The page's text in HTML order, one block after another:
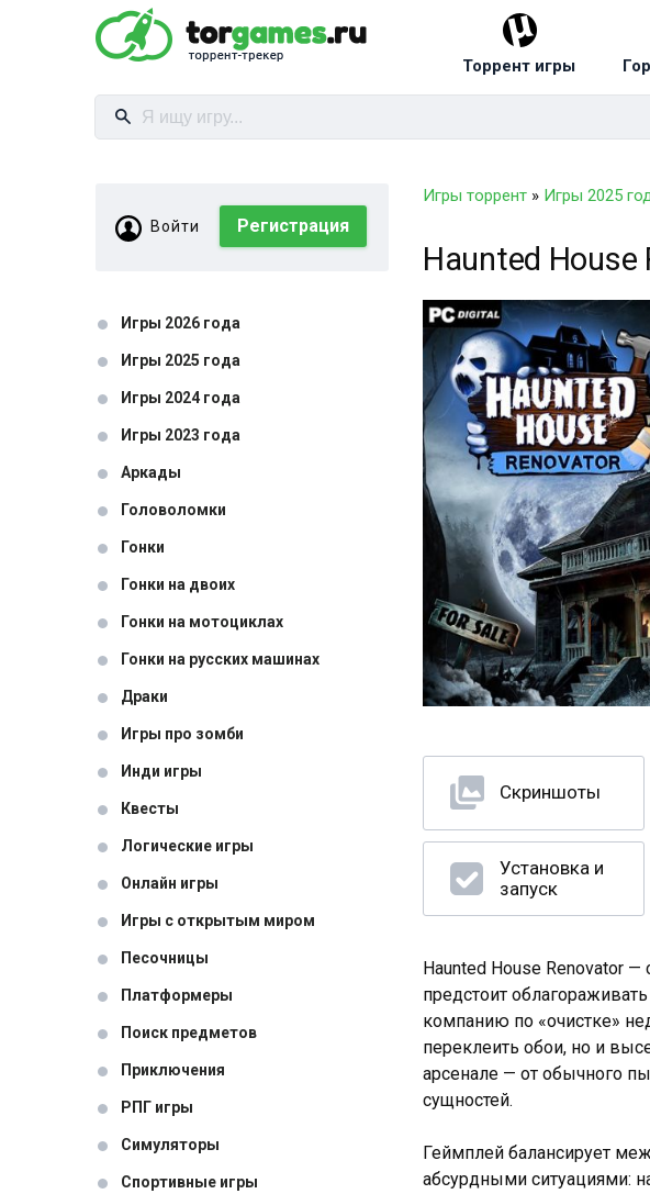
Торрент игры
Войти Регистрация
Игры 2026 года
Игры 2025 года
Игры 2024 года
Игры 2023 года
Аркады
Головоломки
Гонки
Гонки на двоих
Гонки на мотоциклах
Гонки на русских машинах
Драки
Игры про зомби
Инди игры
Квесты
Логические игры
Онлайн игры
Игры с открытым миром
Песочницы
Платформеры
Поиск предметов
Приключения
РПГ игры
Симуляторы
Спортивные игры
Игры торрент » Игры 2025
Haunted House
Скриншоты
Установка и
запуск
Haunted House Renovator
предстоит
компанию по «очистке»
переклеить обои, но и
арсенале — от обычного
сущностей.
Геймплей балансирует
абсурдными ситуациями: